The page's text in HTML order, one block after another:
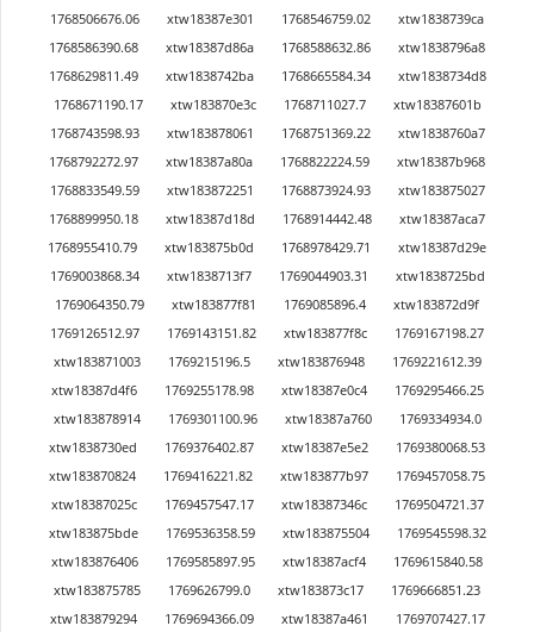
1768506676.06
xtw18387e301 1768546759.02
xtw1838739ca
1768586390.68
xtw18387d86a 1768588632.86
xtw1838796a8
1768629811.49
xtw1838742ba 1768665584.34
xtw1838734d8
1768671190.17
xtw183870e3c 1768711027.7
xtw18387601b
1768743598.93
xtw183878061 1768751369.22
xtw1838760a7
1768792272.97
xtw18387a80a 1768822224.59
xtw18387b968
1768833549.59
xtw183872251 1768873924.93
xtw183875027
1768899950.18
xtw18387d18d 1768914442.48
xtw18387aca7
1768955410.79
xtw183875b0d 1768978429.71
xtw18387d29e
1769003868.34
xtw1838713f7 1769044903.31
xtw1838725bd
1769064350.79
xtw183877f81 1769085896.4
xtw183872d9f
1769126512.97
1769143151.82 xtw183877f8c
1769167198.27
xtw183871003
1769215196.5 xtw183876948
1769221612.39
xtw18387d4f6
1769255178.98 xtw18387e0c4
1769295466.25
xtw183878914
1769301100.96 xtw18387a760
1769334934.0
xtw1838730ed
1769376402.87 xtw18387e5e2
1769380068.53
xtw183870824
1769416221.82 xtw183877b97
1769457058.75
xtw18387025c
1769457547.17 xtw18387346c
1769504721.37
xtw183875bde
1769536358.59 xtw183875504
1769545598.32
xtw183876406
1769585897.95 xtw18387acf4
1769615840.58
xtw183875785
1769626799.0 xtw183873c17
1769666851.23
xtw183879294
1769694366.09 xtw18387a461 1769707427.17